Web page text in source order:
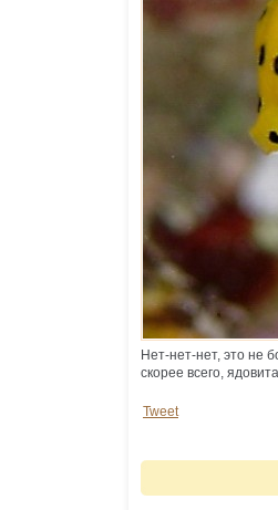
Нет-нет-нет, это не
скорее всего,
Tweet